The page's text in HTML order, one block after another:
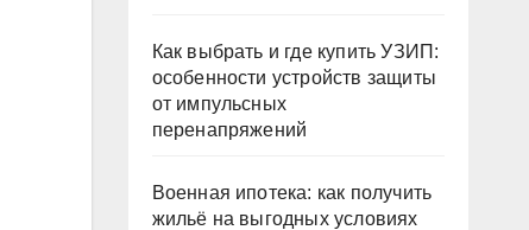
Как выбрать и где купить УЗИП:
особенности устройств защиты
от импульсных
перенапряжений
Военная ипотека: как получить
жильё на выгодных условиях